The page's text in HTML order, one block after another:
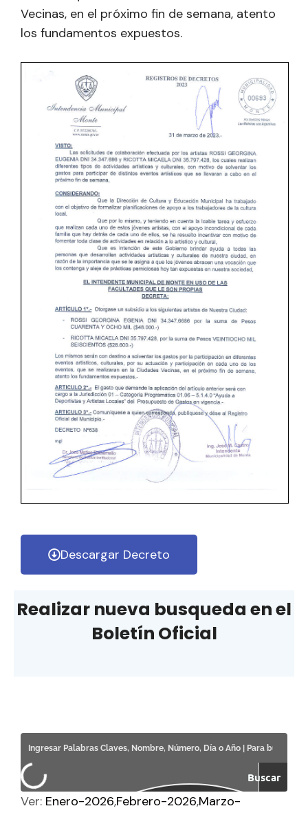
Vecinas, en el próximo fin de semana, atento
los fundamentos expuestos.
Descargar Decreto
Realizar nueva busqueda en el
Boletín Oficial
Buscar
Ver: Enero-2026 Febrero-2026 Marzo-